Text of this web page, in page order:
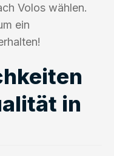
Volos wählen.
ein
in